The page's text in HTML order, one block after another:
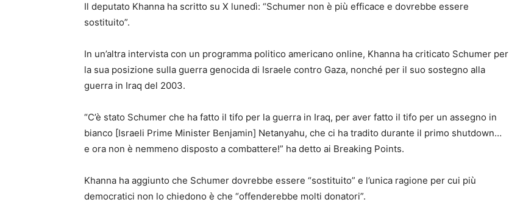
Il deputato Khanna ha scritto su X lunedì: “Schumer non è più efficace e dovrebbe essere
sostituito”.
In un’altra intervista con un programma politico americano online, Khanna ha criticato Schumer per
la sua posizione sulla guerra genocida di Israele contro Gaza, nonché per il suo sostegno alla
guerra in Iraq del 2003.
“C’è stato Schumer che ha fatto il tifo per la guerra in Iraq, per aver fatto il tifo per un assegno in
bianco [Israeli Prime Minister Benjamin] Netanyahu, che ci ha tradito durante il primo shutdown…
e ora non è nemmeno disposto a combattere!” ha detto ai Breaking Points.
Khanna ha aggiunto che Schumer dovrebbe essere “sostituito” e l’unica ragione per cui più
democratici non lo chiedono è che “offenderebbe molti donatori”.